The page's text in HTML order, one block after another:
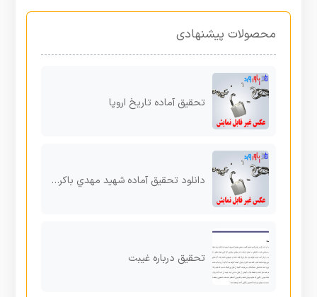
محصولات پیشنهادی
تحقیق آماده تاریخ اروپا
دانلود تحقیق آماده شهید مهدي باکري از زبان همسر
تحقیق درباره غیبت